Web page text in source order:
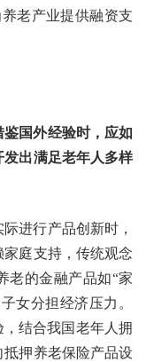
老产业提供融资支
鉴国外经验时，应如
出满足老年人多样
进行产品创新时，
庭支持，传统观念
老的金融产品如“家
女分担经济压力。
结合我国老年人拥
押养老保险产品设